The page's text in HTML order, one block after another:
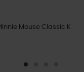
Mouse Classic K